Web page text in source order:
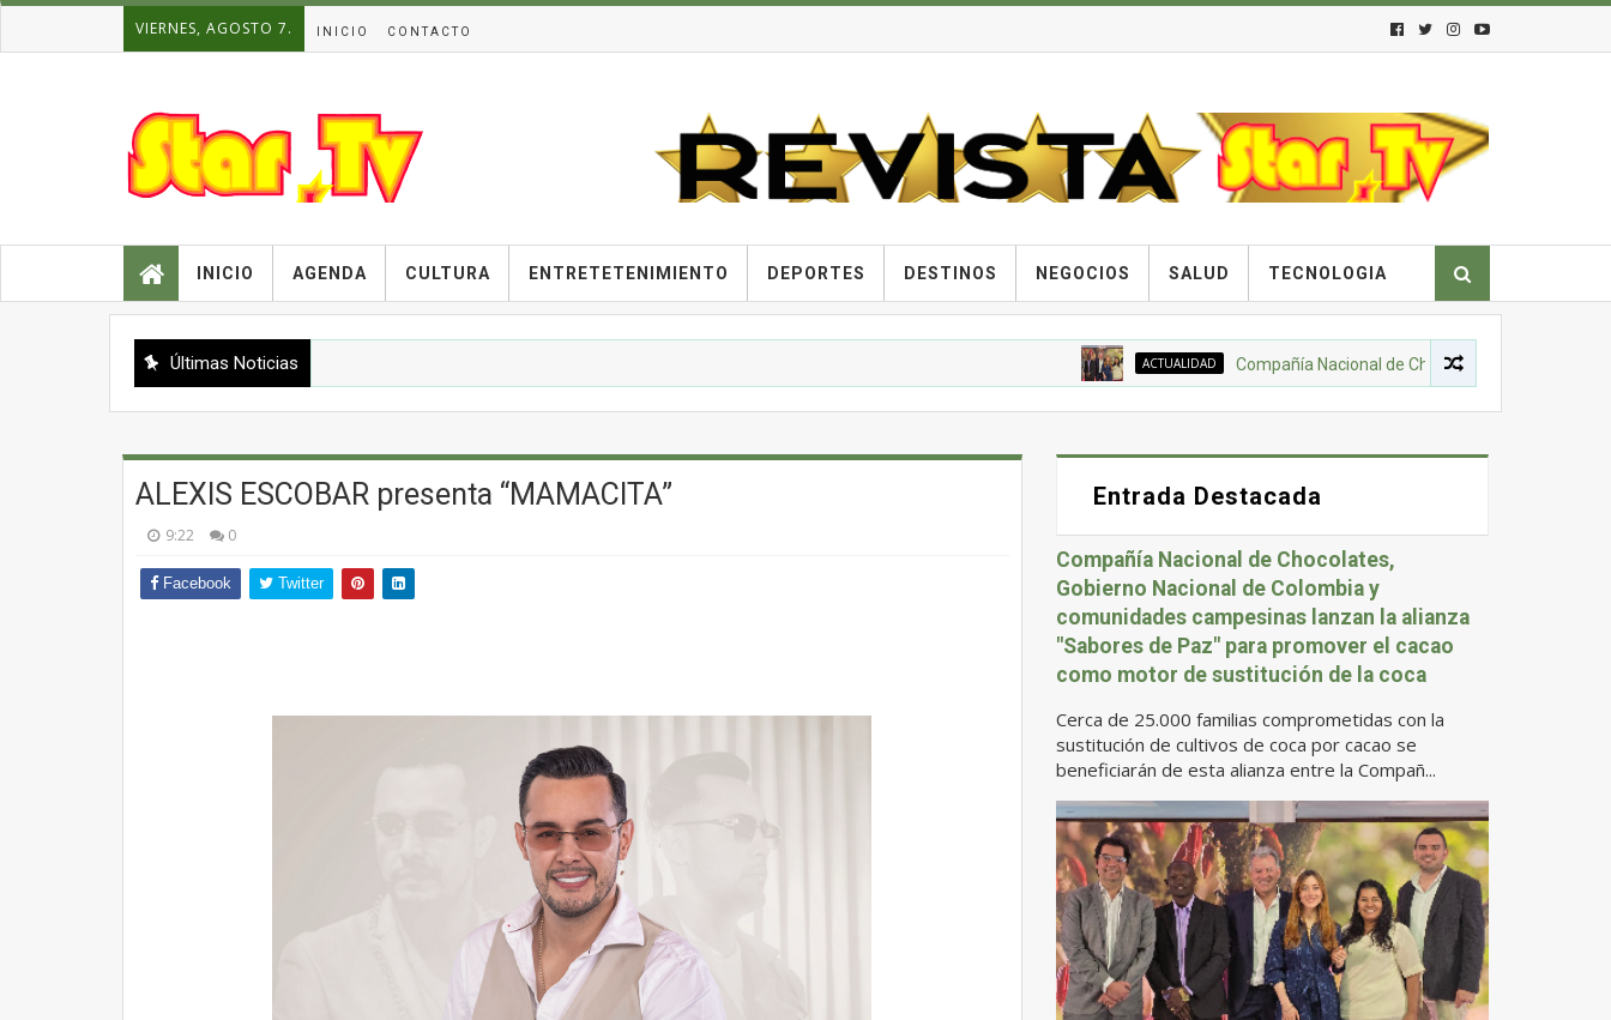
VIERNES, AGOSTO 7. INICIO CONTACTO
INICIO AGENDA CULTURA ENTRETETENIMIENTO DEPORTES DESTINOS NEGOCIOS SALUD TECNOLOGIA
Últimas Noticias ACTUALIDAD Compañía Nacional de Chocolates, Gobierno Nacional
ALEXIS ESCOBAR presenta “MAMACITA”
9:22 0
Facebook Twitter
Entrada Destacada
Compañía Nacional de Chocolates,
Gobierno Nacional de Colombia y
comunidades campesinas lanzan la alianza
"Sabores de Paz" para promover el cacao
como motor de sustitución de la coca
Cerca de 25.000 familias comprometidas con la
sustitución de cultivos de coca por cacao se
beneficiarán de esta alianza entre la Compañ...